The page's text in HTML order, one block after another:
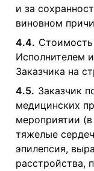
и за
виновном
4.4.
Исполнителем
Заказчика на
4.5. Заказчик
медицинских
мероприятии
тяжелые
эпилепсия,
расстройства,